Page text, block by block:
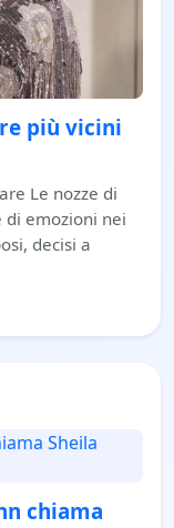
più vicini
Le nozze di
di emozioni nei
decisi a
chiama